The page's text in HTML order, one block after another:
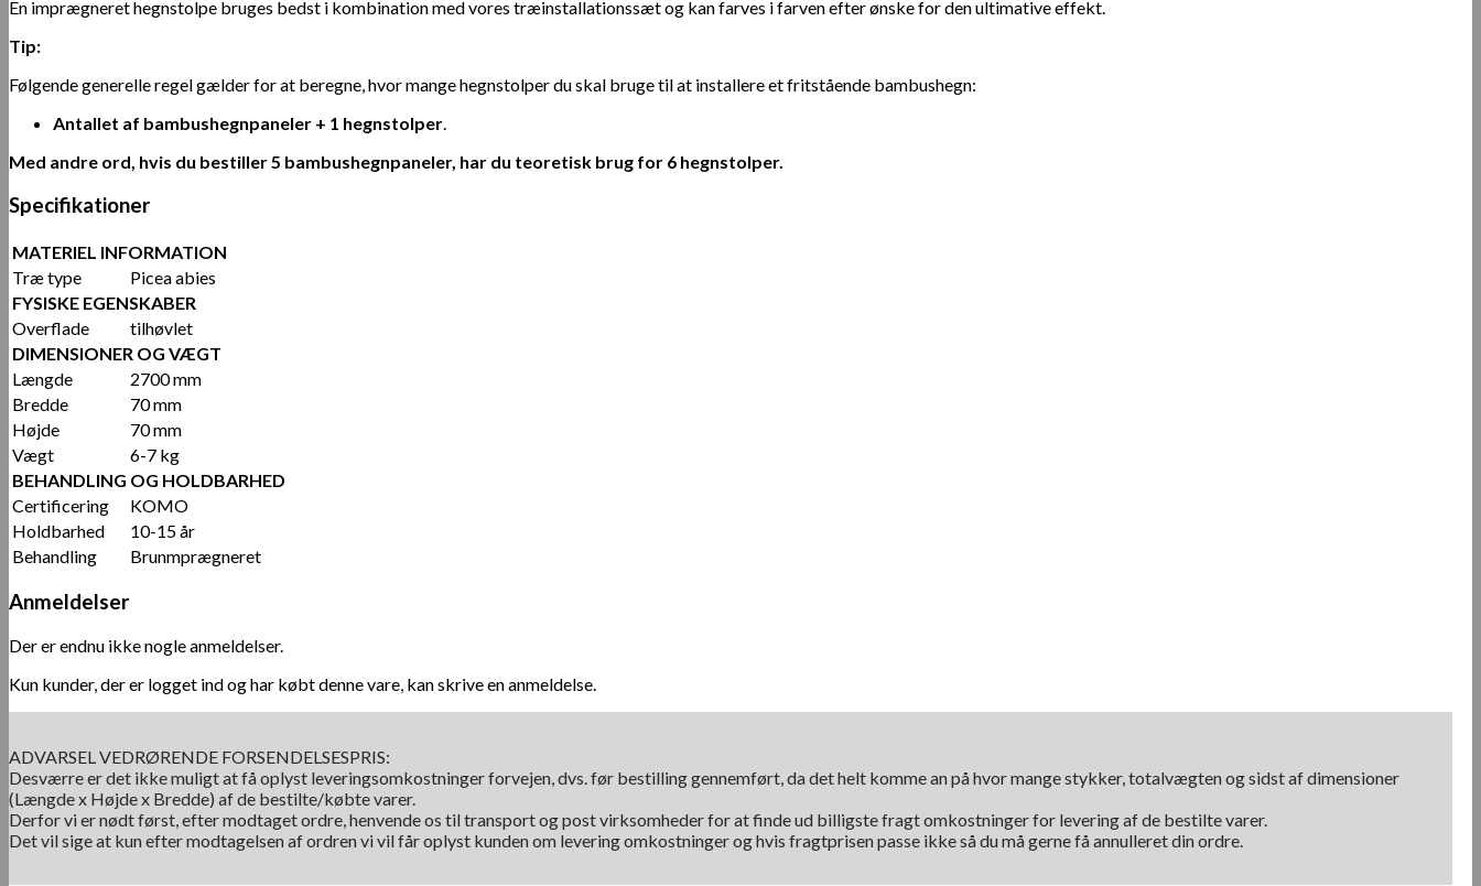
En imprægneret hegnstolpe bruges bedst i kombination med vores træinstallationssæt og kan farves i farven efter ønske for den ultimative effekt.
Tip:
Følgende generelle regel gælder for at beregne, hvor mange hegnstolper du skal bruge til at installere et fritstående bambushegn:
Antallet af bambushegnpaneler + 1 hegnstolper.
Med andre ord, hvis du bestiller 5 bambushegnpaneler, har du teoretisk brug for 6 hegnstolper.
Specifikationer
MATERIEL INFORMATION
Træ type
Picea abies
FYSISKE EGENSKABER
Overflade
tilhøvlet
DIMENSIONER OG VÆGT
Længde
2700 mm
Bredde
70 mm
Højde
70 mm
Vægt
6-7 kg
BEHANDLING OG HOLDBARHED
Certificering
KOMO
Holdbarhed
10-15 år
Behandling
Brunmprægneret
Anmeldelser
Der er endnu ikke nogle anmeldelser.
Kun kunder, der er logget ind og har købt denne vare, kan skrive en anmeldelse.
ADVARSEL VEDRØRENDE FORSENDELSESPRIS:
Desværre er det ikke muligt at få oplyst leveringsomkostninger forvejen, dvs. før bestilling gennemført, da det helt komme an på hvor mange stykker, totalvægten og sidst af dimensioner
(Længde x Højde x Bredde) af de bestilte/købte varer.
Derfor vi er nødt først, efter modtaget ordre, henvende os til transport og post virksomheder for at finde ud billigste fragt omkostninger for levering af de bestilte varer.
Det vil sige at kun efter modtagelsen af ordren vi vil får oplyst kunden om levering omkostninger og hvis fragtprisen passe ikke så du må gerne få annulleret din ordre.